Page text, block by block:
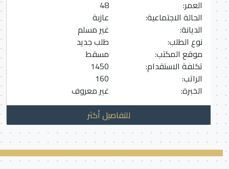
العمر:
الحالة الاجتماعية:
عازبة
الديانة:
غير مسلم
نوع الطلب:
طلب جديد
موقع المكتب:
مسقط
تكلفة الاستقدام:
1450
الراتب:
160
الخبرة:
غير معروف
للتفاصيل أكثر